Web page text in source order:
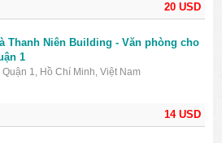
20 USD
14 USD
Thanh Niên Building - Văn phòng cho
1
Quận 1, Hồ Chí Minh, Việt Nam